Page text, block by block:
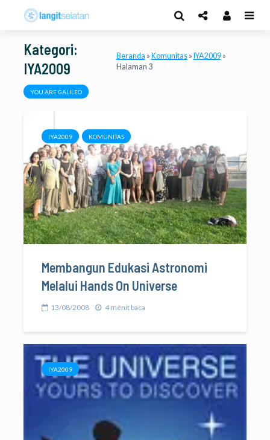
Kategori:
IYA2009
Beranda » Komunitas» IYA2009»
Halaman 3
YOU ARE GALILEO
IYA2009 KOMUNITAS
Membangun Edukasi Astronomi
Melalui Hands On Universe
13/08/2008 4 menit baca
IYA2009